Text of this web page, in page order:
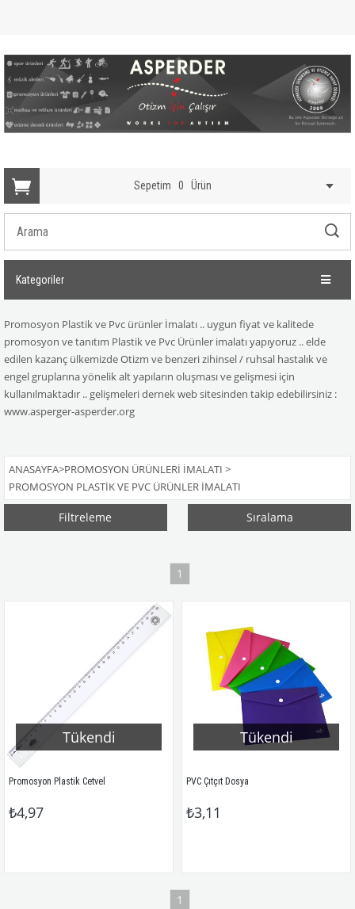
Sepetim 0 Ürün
Kategoriler
Promosyon Plastik ve Pvc ürünler İmalatı .. uygun fiyat ve kalitede
promosyon ve tanıtım Plastik ve Pvc Ürünler imalatı yapıyoruz .. elde
edilen kazanç ülkemizde Otizm ve benzeri zihinsel / ruhsal hastalık ve
engel gruplarına yönelik alt yapıların oluşması ve gelişmesi için
kullanılmaktadır .. gelişmeleri dernek web sitesinden takip edebilirsiniz :
www.asperger-asperder.org
ANASAYFA>PROMOSYON ÜRÜNLERI İMALATI >
PROMOSYON PLASTIK VE PVC ÜRÜNLER İMALATI
Filtreleme Sıralama
1
Tükendi
Promosyon Plastik Cetvel
₺4,97
Tükendi
PVC Çıtçıt Dosya
₺3,11
1